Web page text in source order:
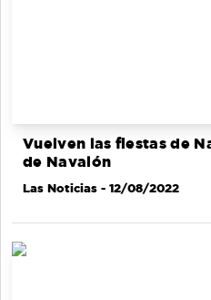
Vuelven las fiestas de
de Navalón
Las Noticias - 12/08/2022